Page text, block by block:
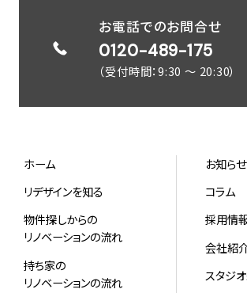
お電話でのお問合せ
0120-489-175
（受付時間：9:30 ～ 20:30）
ホーム
リデザインを知る
物件探しからの
リノベーションの流れ
持ち家の
リノベーションの流れ
お知らせ
コラム
採用情
会社紹
スタジ